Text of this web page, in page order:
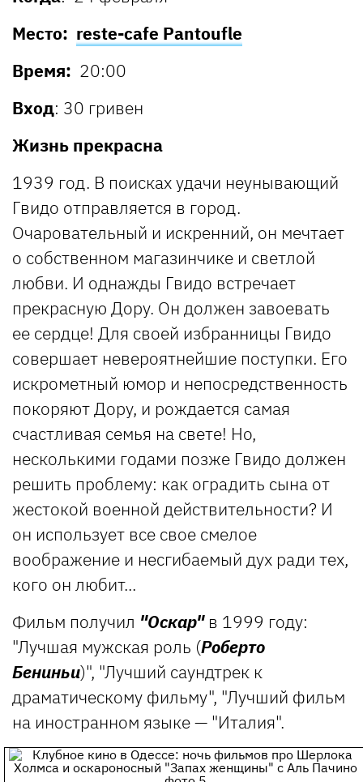
Место: reste-cafe Pantoufle
Время: 20:00
Вход: 30 гривен
Жизнь прекрасна
1939 год. В поисках удачи неунывающий
Гвидо отправляется в город.
Очаровательный и искренний, он мечтает
о собственном магазинчике и светлой
любви. И однажды Гвидо встречает
прекрасную Дору. Он должен завоевать
ее сердце! Для своей избранницы Гвидо
совершает невероятнейшие поступки. Его
искрометный юмор и непосредственность
покоряют Дору, и рождается самая
счастливая семья на свете! Но,
несколькими годами позже Гвидо должен
решить проблему: как оградить сына от
жестокой военной действительности? И
он использует все свое смелое
воображение и несгибаемый дух ради тех,
кого он любит...
Фильм получил "Оскар"в 1999 году:
"Лучшая мужская роль (Роберто
Бениньи)", "Лучший саундтрек к
драматическому фильму", "Лучший фильм
на иностранном языке — "Италия".